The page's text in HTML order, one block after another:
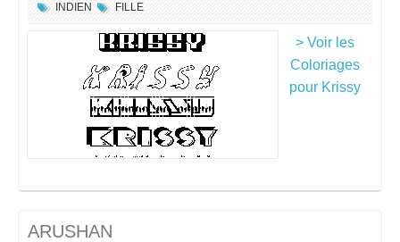
INDIEN FILLE
> Voir les
Coloriages
pour Krissy
ARUSHAN